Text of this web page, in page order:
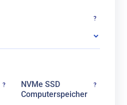
?
?
NVMe SSD
Computerspeicher
?